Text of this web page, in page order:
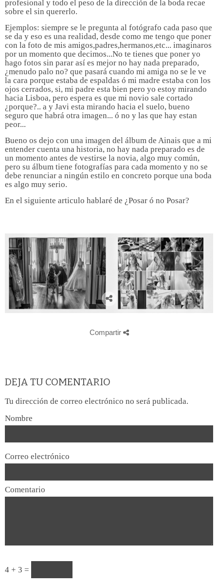
profesional y todo el peso de la dirección de la boda recae
sobre el sin quererlo.
Ejemplos: siempre se le pregunta al fotógrafo cada paso que
se da y eso es una realidad, desde como me tengo que poner
con la foto de mis amigos,padres,hermanos,etc... imaginaros
por un momento que decimos...No te tienes que poner yo
hago fotos sin parar así es mejor no hay nada preparado,
¿menudo palo no? que pasará cuando mi amiga no se le ve
la cara porque estaba de espaldas ó mi madre estaba con los
ojos cerrados, si, mi padre esta bien pero yo estoy mirando
hacia Lisboa, pero espera es que mi novio sale cortado
¿porque?.. a y Javi esta mirando hacia el suelo, bueno
seguro que habrá otra imagen... ó no y las que hay estan
peor...
Bueno os dejo con una imagen del álbum de Ainais que a mi
entender cuenta una historia, no hay nada preparado es de
un momento antes de vestirse la novia, algo muy común,
pero su álbum tiene fotografías para cada momento y no se
debe renunciar a ningún estilo en concreto porque una boda
es algo muy serio.
En el siguiente articulo hablaré de ¿Posar ó no Posar?
Compartir
DEJA TU COMENTARIO
Tu dirección de correo electrónico no será publicada.
Nombre
Correo electrónico
Comentario
4 + 3 =